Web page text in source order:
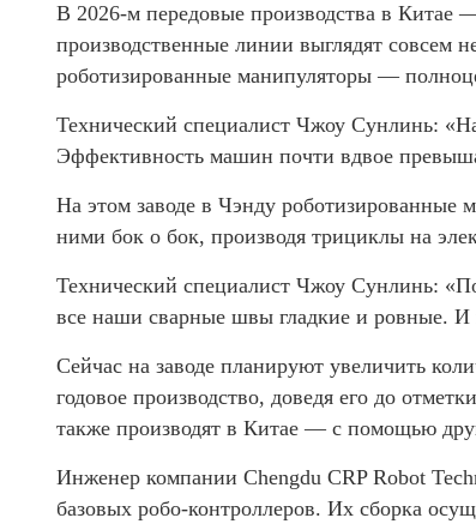
В 2026-м передовые производства в Китае
производственные линии выглядят совсем
роботизированные манипуляторы —
Технический специалист Чжоу Сунлинь:
Эффективность машин почти вдвое
На этом заводе в Чэнду роботизированные
ними бок о бок, производя трициклы на
Технический специалист Чжоу Сунлинь:
все наши сварные швы гладкие и ровные. И
Сейчас на заводе планируют увеличить
годовое производство, доведя его до
также производят в Китае — с помощью
Инженер компании Chengdu CRP Robot
базовых робо-контроллеров. Их сборка